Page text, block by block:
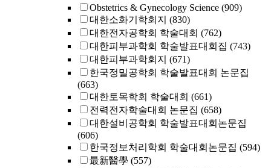
Obstetrics & Gynecology Science (909)
대한소화기학회지 (830)
대한전자공학회 학술대회 (762)
대한피부과학회 학술발표대회집 (743)
대한피부과학회지 (671)
한국정밀공학회 학술발표대회 논문집
(663)
대한토목학회 학술대회 (661)
전력전자학술대회 논문집 (658)
대한설비공학회 학술발표대회논문집
(606)
한국정보처리학회 학술대회논문집 (594)
最新醫學 (557)